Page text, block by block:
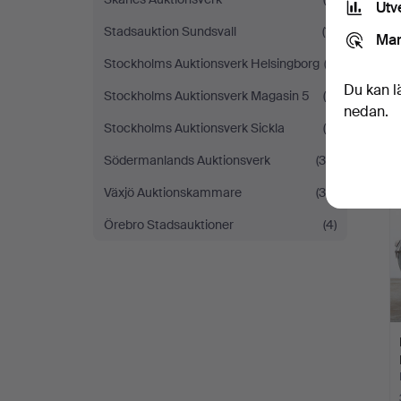
Stadsauktion Sundsvall
(11)
Stockholms Auktionsverk Helsingborg (2)
Stockholms Auktionsverk Magasin 5
(6)
Stockholms Auktionsverk Sickla
(5)
Södermanlands Auktionsverk
(36)
Växjö Auktionskammare
(38)
Örebro Stadsauktioner
(4)
Du kan
nedan.